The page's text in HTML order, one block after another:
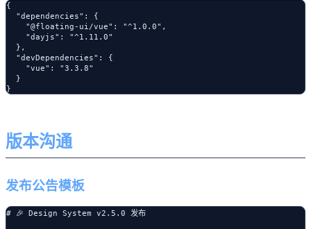
{
  "dependencies": {
    "@floating-ui/vue": "^1.0.0",
    "dayjs": "^1.11.0"
  },
  "devDependencies": {
    "vue": "3.3.8"
  }
版本沟通
发布公告模板
# 🎉 Design System v2.5.0 发布